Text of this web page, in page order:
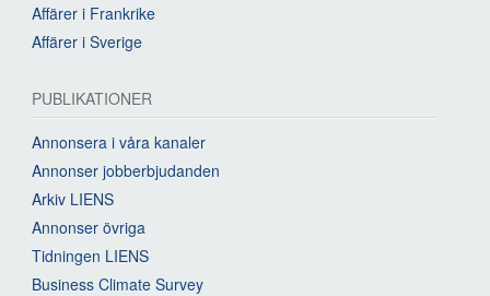
Affärer i Frankrike
Affärer i Sverige
PUBLIKATIONER
Annonsera i våra kanaler
Annonser jobberbjudanden
Arkiv LIENS
Annonser övriga
Tidningen LIENS
Business Climate Survey